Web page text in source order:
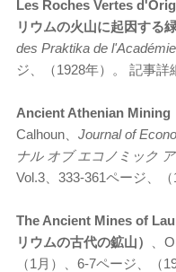
Les Roches Vertes
リウムの火山に起因する
des Praktika de
ジ、（1928年）。 記事詳
Ancient Athenian Mining
Calhoun、 Journal of
ナル オブ エコノミック
Vol.3、333-361ページ、
The Ancient Mines of
リウムの古代の鉱山）
、
（1月）、6-7ページ、（